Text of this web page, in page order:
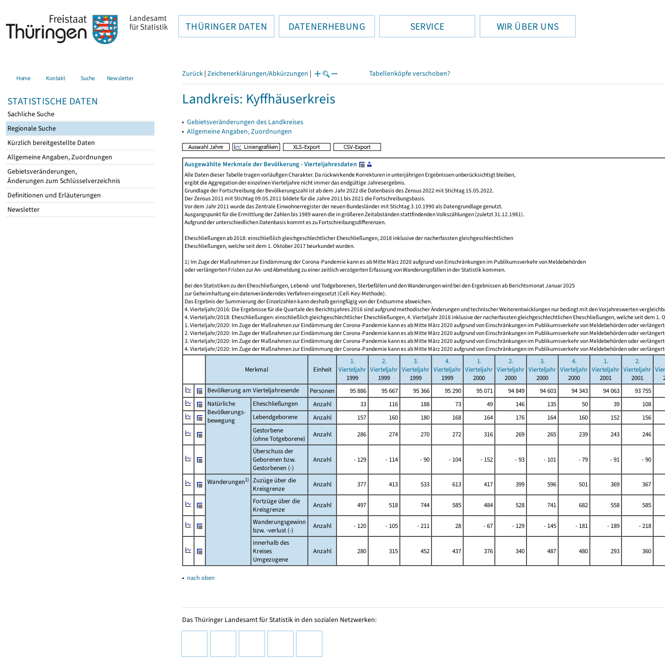
THÜRINGER DATEN DATENERHEBUNG SERVICE WIR ÜBER UNS
Home Kontakt Suche Newsletter
STATISTISCHE DATEN
Sachliche Suche
Regionale Suche
Kürzlich bereitgestellte Daten
Allgemeine Angaben, Zuordnungen
Gebietsveränderungen,
Änderungen zum Schlüsselverzeichnis
Definitionen und Erläuterungen
Newsletter
Zurück | Zeichenerklärungen/Abkürzungen | Tabellenköpfe verschoben?
Landkreis: Kyffhäuserkreis
▸ Gebietsveränderungen des Landkreises
▸ Allgemeine Angaben, Zuordnungen
Ausgewählte Merkmale der Bevölkerung - Vierteljahresdaten
Alle Daten dieser Tabelle tragen vorläufigen Charakter. Da rückwirkende Korrekturen in unterjährigen Ergebnissen unberücksichtigt bleiben,
ergibt die Aggregation der einzelnen Vierteljahre nicht immer das endgültige Jahresergebnis.
Grundlage der Fortschreibung der Bevölkerungszahl ist ab dem Jahr 2022 die Datenbasis des Zensus 2022 mit Stichtag 15.05.2022.
Der Zensus 2011 mit Stichtag 09.05.2011 bildete für die Jahre 2011 bis 2021 die Fortschreibungsbasis.
Vor dem Jahr 2011 wurde das Zentrale Einwohnerregister der neuen Bundesländer mit Stichtag 3.10.1990 als Datengrundlage genutzt.
Ausgangspunkt für die Ermittlung der Zahlen bis 1989 waren die in größeren Zeitabständen stattfindenden Volkszählungen (zuletzt 31.12.1981).
Aufgrund der unterschiedlichen Datenbasis kommt es zu Fortschreibungsdifferenzen.
Eheschließungen ab 2018: einschließlich gleichgeschlechtlicher Eheschließungen, 2018 inklusive der nacherfassten gleichgeschlechtlichen
Eheschließungen, welche seit dem 1. Oktober 2017 beurkundet wurden.
1) Im Zuge der Maßnahmen zur Eindämmung der Corona-Pandemie kann es ab Mitte März 2020 aufgrund von Einschränkungen im Publikumsverkehr von Meldebehörden
oder verlängerten Fristen zur An- und Abmeldung zu einer zeitlich verzögerten Erfassung von Wanderungsfällen in der Statistik kommen.
Bei den Statistiken zu den Eheschließungen, Lebend- und Todgeborenen, Sterbefällen und den Wanderungen wird bei den Ergebnissen ab Berichtsmonat Januar 2025
zur Geheimhaltung ein datenveränderndes Verfahren eingesetzt (Cell-Key-Methode).
Das Ergebnis der Summierung der Einzelzahlen kann deshalb geringfügig von der Endsumme abweichen.
4. Vierteljahr/2016: Die Ergebnisse für die Quartale des Berichtsjahres 2016 sind aufgrund methodischer Änderungen und technischer Weiterentwicklungen nur bedingt mit den Vorjahreswerten
4. Vierteljahr/2018: Eheschließungen: einschließlich gleichgeschlechtlicher Eheschließungen, 4. Vierteljahr 2018 inklusive der nacherfassten gleichgeschlechtlichen Eheschließungen, welche seit dem 1.
1. Vierteljahr/2020: Im Zuge der Maßnahmen zur Eindämmung der Corona-Pandemie kann es ab Mitte März 2020 aufgrund von Einschränkungen im Publikumsverkehr von Meldebehörden oder
2. Vierteljahr/2020: Im Zuge der Maßnahmen zur Eindämmung der Corona-Pandemie kann es ab Mitte März 2020 aufgrund von Einschränkungen im Publikumsverkehr von Meldebehörden oder
3. Vierteljahr/2020: Im Zuge der Maßnahmen zur Eindämmung der Corona-Pandemie kann es ab Mitte März 2020 aufgrund von Einschränkungen im Publikumsverkehr von Meldebehörden oder
4. Vierteljahr/2020: Im Zuge der Maßnahmen zur Eindämmung der Corona-Pandemie kann es ab Mitte März 2020 aufgrund von Einschränkungen im Publikumsverkehr von Meldebehörden oder
Merkmal Einheit
1.
Vierteljahr
1999
2.
Vierteljahr
1999
3.
Vierteljahr
1999
4.
Vierteljahr
1999
1.
Vierteljahr
2000
2.
Vierteljahr
2000
3.
Vierteljahr
2000
4.
Vierteljahr
2000
1.
Vierteljahr
2001
2.
Vierteljahr
2001
Bevölkerung am Vierteljahresende
Personen 95 886 95 667 95 366 95 290 95 071 94 849 94 603 94 343 94 063
93 755
Natürliche
Bevölkerungs-
bewegung
Eheschließungen Anzahl 33 116 188 73 49 146 135 50 39
108
Lebendgeborene
Anzahl 157 160 180 168 164 176 164 160 152
156
Gestorbene
(ohne Totgeborene)
Anzahl 286 274 270 272 316 269 265 239 243
246
Überschuss der
Geborenen bzw.
Gestorbenen (-)
Anzahl - 129 - 114 - 90 - 104 - 152 - 93 - 101 - 79 - 91 - 90
Wanderungen1) Zuzüge über die
Kreisgrenze
Anzahl 377 413 533 613 417 399 596 501 369
367
Fortzüge über die
Kreisgrenze
Anzahl 497 518 744 585 484 528 741 682 558
585
Wanderungsgewinn
bzw.-verlust (-)
Anzahl - 120 - 105 - 211 28 - 67 - 129 - 145 - 181 - 189
- 218
innerhalb des
Kreises
Umgezogene
Anzahl 280 315 452 437 376 340 487 480 293 360
▴ nach oben
Das Thüringer Landesamt für Statistik in den sozialen Netzwerken: